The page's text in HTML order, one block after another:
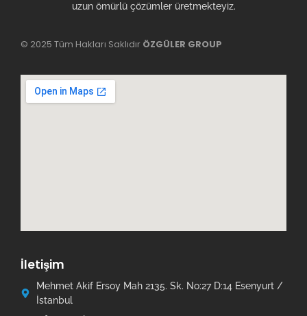
uzun ömürlü çözümler üretmekteyiz.
© 2025 Tüm Hakları Saklıdır ÖZGÜLER GROUP
İletişim
Mehmet Akif Ersoy Mah 2135. Sk. No:27 D:14 Esenyurt /
İstanbul